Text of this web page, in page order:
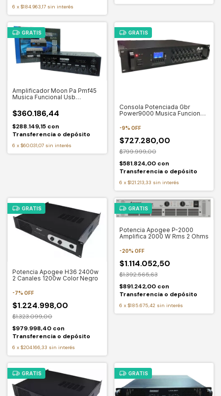
6 x $184.963,17 sin interés
GRATIS
Amplificador Moon Pa Pmf45
Musica Funcional Usb
$360.186,44
$288.149,15 con
Transferencia o depósito
6 x $60.031,07 sin interés
GRATIS
Consola Potenciada Gbr
Power9000 Musica Funcional
-9% OFF
$727.280,00
$799.999,00
$581.824,00 con
Transferencia o depósito
6 x $121.213,33 sin interés
GRATIS
Potencia Apogee H36 2400w
2 Canales 1200w Color Negro
-7% OFF
$1.224.998,00
$1.323.099,00
$979.998,40 con
Transferencia o depósito
6 x $204.166,33 sin interés
GRATIS
Potencia Apogee P-2000
Amplifica 2000 W Rms 2 Ohms
-20% OFF
$1.114.052,50
$1.392.565,63
$891.242,00 con
Transferencia o depósito
6 x $185.675,42 sin interés
GRATIS GRATIS